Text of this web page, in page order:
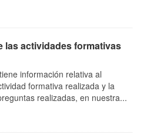
las actividades formativas
información relativa al
formativa realizada y la
realizadas, en nuestra...